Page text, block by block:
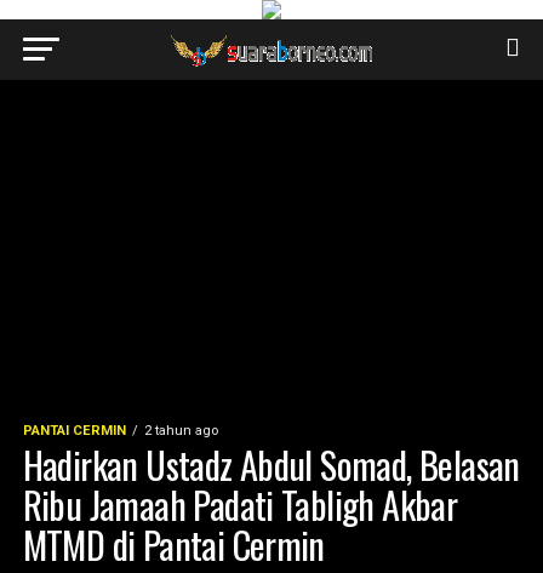
PANTAI CERMIN 2 tahun ago
Hadirkan Ustadz Abdul Somad, Belasan
Ribu Jamaah Padati Tabligh Akbar
MTMD di Pantai Cermin